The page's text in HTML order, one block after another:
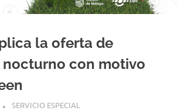
la oferta de
con motivo
SERVICIO ESPECIAL